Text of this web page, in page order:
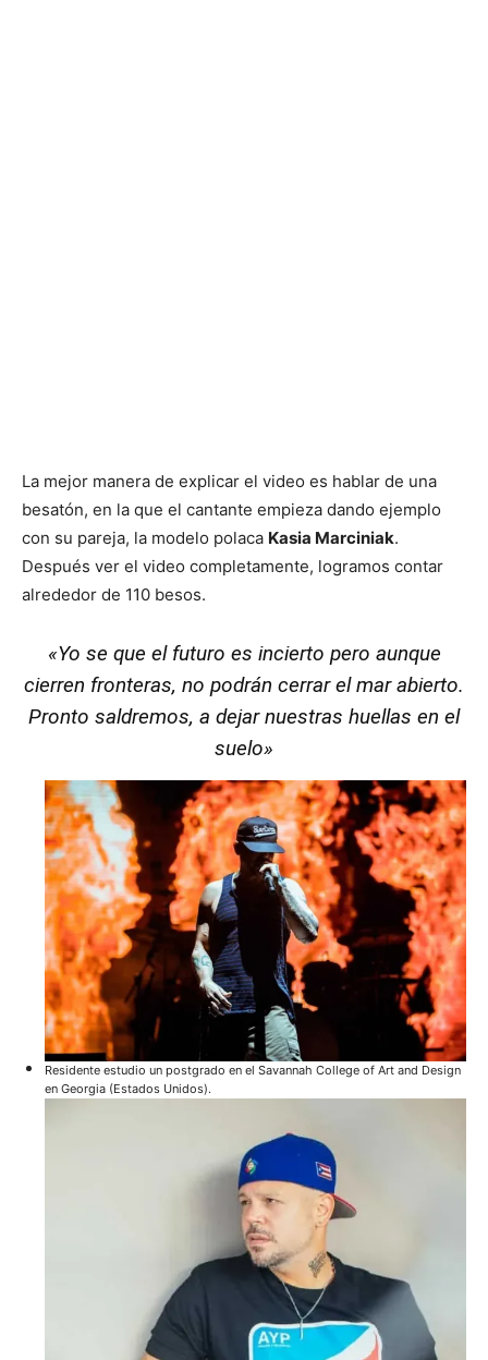
La mejor manera de explicar el video es hablar de una
besatón, en la que el cantante empieza dando ejemplo
con su pareja, la modelo polaca Kasia Marciniak.
Después ver el video completamente, logramos contar
alrededor de 110 besos.
«Yo se que el futuro es incierto pero aunque
cierren fronteras, no podrán cerrar el mar abierto.
Pronto saldremos, a dejar nuestras huellas en el
suelo»
Residente estudio un postgrado en el Savannah College of Art and Design
en Georgia (Estados Unidos).